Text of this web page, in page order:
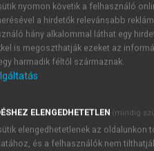
nyomon követik a felhasználó
a hirdetők relevánsabb
hány alkalommal láthat egy
is megoszthatják ezeket az
harmadik féltől származnak.
ELENGEDHETETLEN (mindig
elengedhetetlenek az
és a felhasználók nem